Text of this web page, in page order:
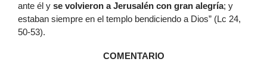
ante él y se volvieron a Jerusalén con gran alegría; y
estaban siempre en el templo bendiciendo a Dios” (Lc 24,
50-53).
COMENTARIO